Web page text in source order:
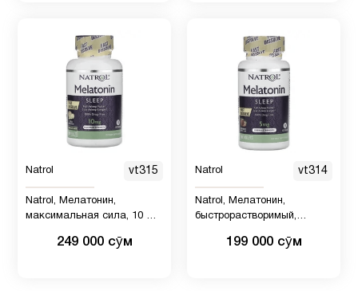
Natrol vt315
Natrol, Мелатонин,
максимальная сила, 10 мг,
249 000 сӯм
Natrol vt314
Natrol, Мелатонин,
быстрорастворимый,
199 000 сӯм